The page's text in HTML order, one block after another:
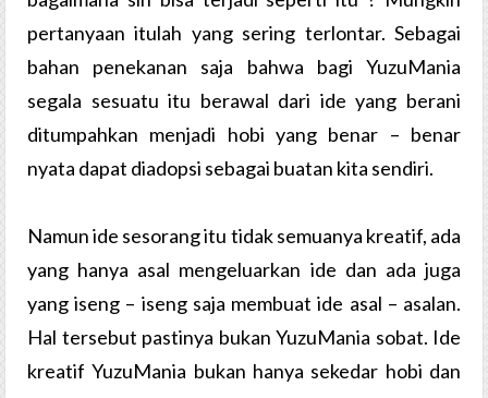
pertanyaan itulah yang sering terlontar. Sebagai
bahan penekanan saja bahwa bagi YuzuMania
segala sesuatu itu berawal dari ide yang berani
ditumpahkan menjadi hobi yang benar – benar
nyata dapat diadopsi sebagai buatan kita sendiri.
Namun ide sesorang itu tidak semuanya kreatif, ada
yang hanya asal mengeluarkan ide dan ada juga
yang iseng – iseng saja membuat ide asal – asalan.
Hal tersebut pastinya bukan YuzuMania sobat. Ide
kreatif YuzuMania bukan hanya sekedar hobi dan